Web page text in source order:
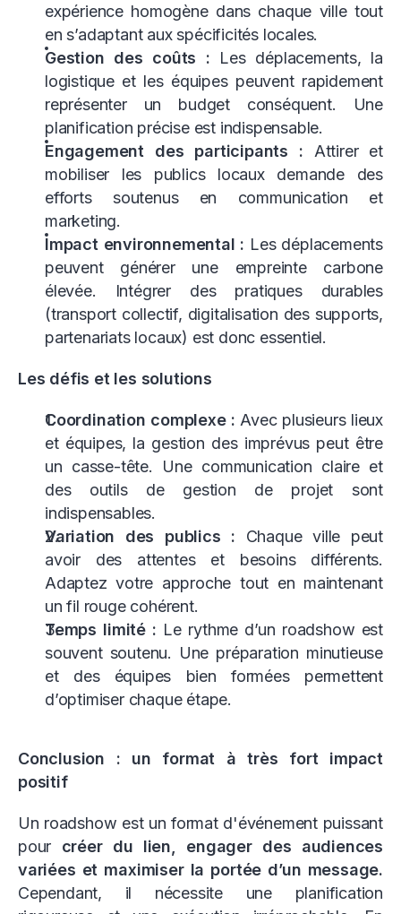
expérience homogène dans chaque ville tout
en s’adaptant aux spécificités locales.
Gestion des coûts : Les déplacements, la
logistique et les équipes peuvent rapidement
représenter un budget conséquent. Une
planification précise est indispensable.
Engagement des participants : Attirer et
mobiliser les publics locaux demande des
efforts soutenus en communication et
marketing.
Impact environnemental : Les déplacements
peuvent générer une empreinte carbone
élevée. Intégrer des pratiques durables
(transport collectif, digitalisation des supports,
partenariats locaux) est donc essentiel.
Les défis et les solutions
Coordination complexe : Avec plusieurs lieux
et équipes, la gestion des imprévus peut être
un casse-tête. Une communication claire et
des outils de gestion de projet sont
indispensables.
Variation des publics : Chaque ville peut
avoir des attentes et besoins différents.
Adaptez votre approche tout en maintenant
un fil rouge cohérent.
Temps limité : Le rythme d’un roadshow est
souvent soutenu. Une préparation minutieuse
et des équipes bien formées permettent
d’optimiser chaque étape.
Conclusion : un format à très fort impact
positif
Un roadshow est un format d'événement puissant
pour créer du lien, engager des audiences
variées et maximiser la portée d’un message.
Cependant, il nécessite une planification